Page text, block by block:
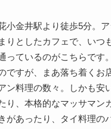
小金井駅より徒歩5分。
りとしたカフェで、いつ
っているのがこちらです
ですが、まあ落ち着くお
ン料理の数々。しかも安
り、本格的なマッサマン
があったり、タイ料理の